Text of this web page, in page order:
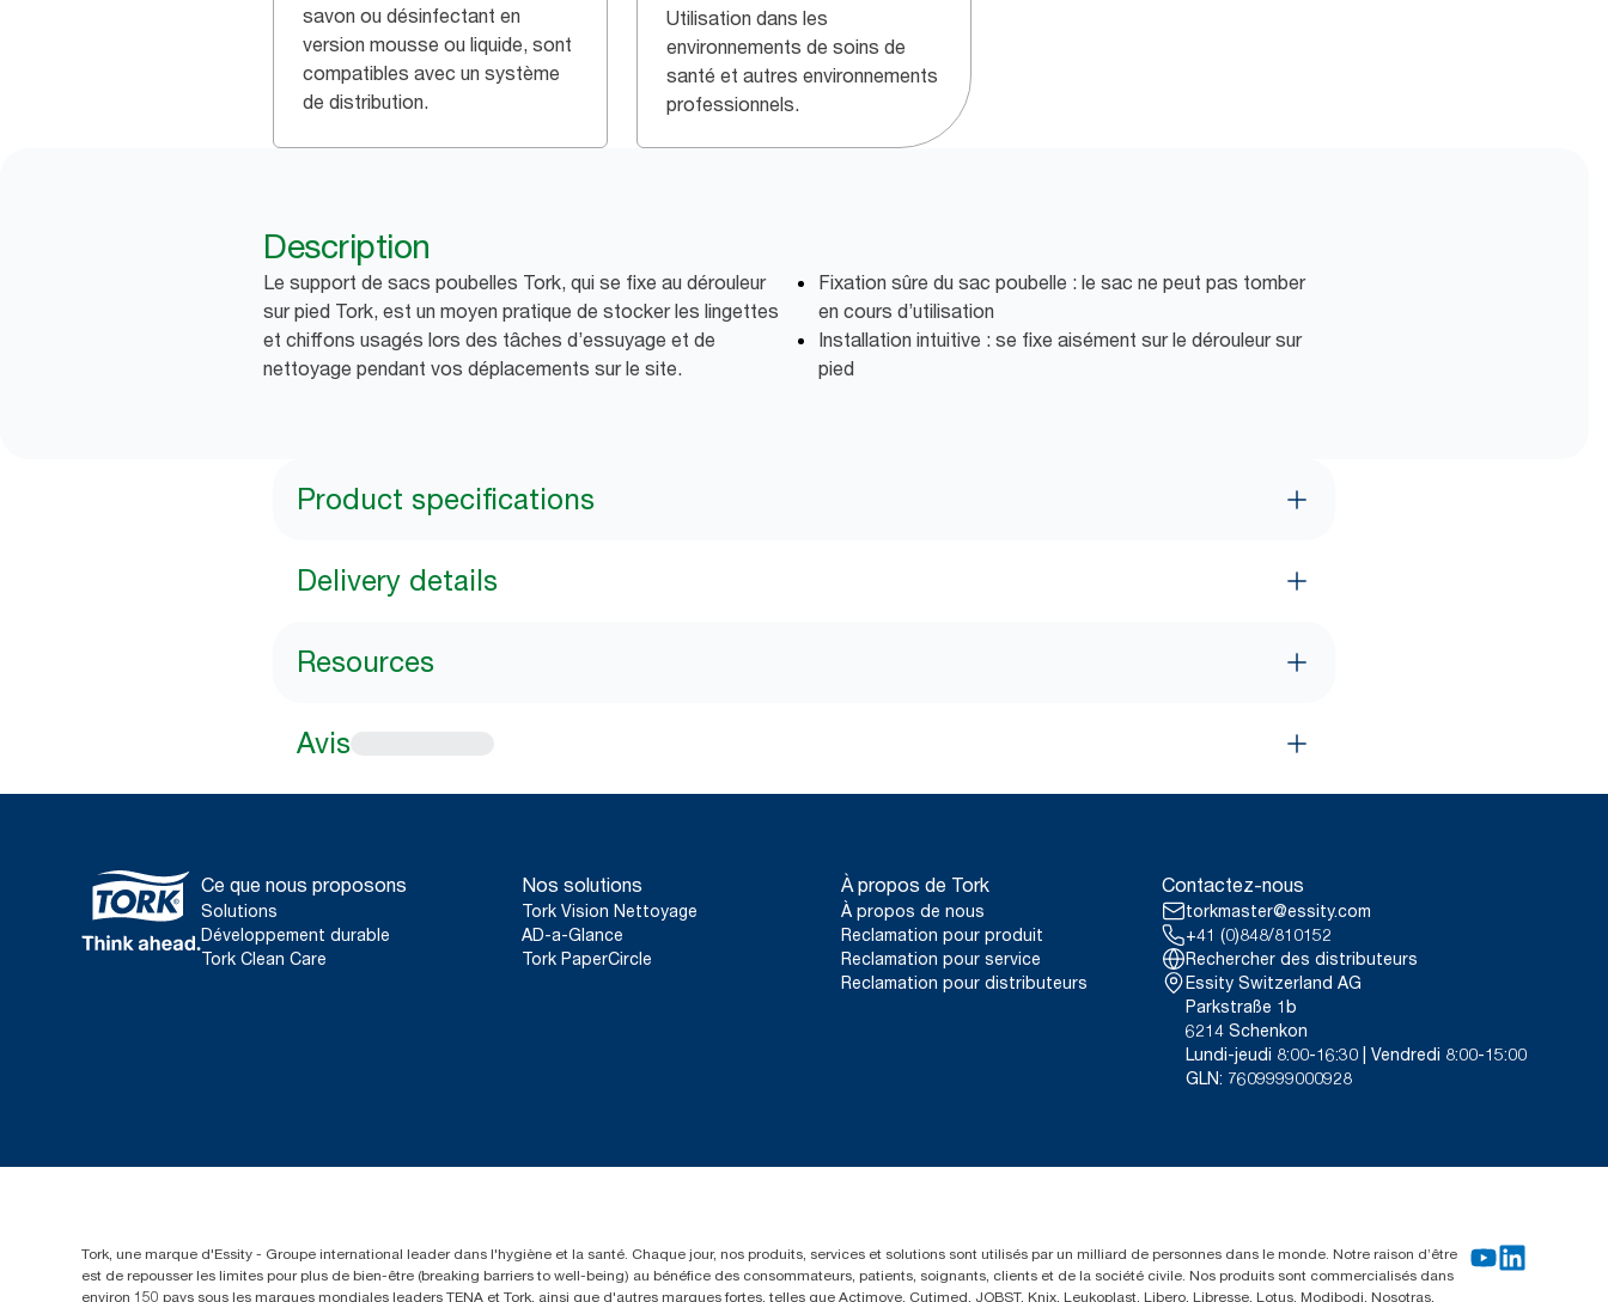
savon ou désinfectant en
version mousse ou liquide, sont
compatibles avec un système
de distribution.
Utilisation dans les
environnements de soins de
santé et autres environnements
professionnels.
Description
Le support de sacs poubelles Tork, qui se fixe au dérouleur
sur pied Tork, est un moyen pratique de stocker les lingettes
et chiffons usagés lors des tâches d’essuyage et de
nettoyage pendant vos déplacements sur le site.
Fixation sûre du sac poubelle : le sac ne peut pas tomber
en cours d’utilisation
Installation intuitive : se fixe aisément sur le dérouleur sur
pied
Product specifications
Delivery details
Resources
Avis
Ce que nous proposons
Solutions
Développement durable
Tork Clean Care
Nos solutions
Tork Vision Nettoyage
AD-a-Glance
Tork PaperCircle
À propos de Tork
À propos de nous
Reclamation pour produit
Reclamation pour service
Reclamation pour distributeurs
Contactez-nous
torkmaster@essity.com
+41 (0)848/810152
Rechercher des distributeurs
Essity Switzerland AG
Parkstraße 1b
6214 Schenkon
Lundi-jeudi 8:00-16:30 | Vendredi 8:00-15:00
GLN: 7609999000928
Tork, une marque d'Essity - Groupe international leader dans l'hygiène et la santé. Chaque jour, nos produits, services et solutions sont utilisés par un milliard de personnes dans le monde. Notre raison d’être
est de repousser les limites pour plus de bien-être (breaking barriers to well-being) au bénéfice des consommateurs, patients, soignants, clients et de la société civile. Nos produits sont commercialisés dans
environ 150 pays sous les marques mondiales leaders TENA et Tork, ainsi que d'autres marques fortes, telles que Actimove, Cutimed, JOBST, Knix, Leukoplast, Libero, Libresse, Lotus, Modibodi, Nosotras,